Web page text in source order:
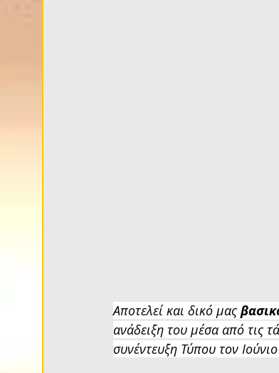
Αποτελεί και δικό μας
ανάδειξη του μέσα από τις
συνέντευξη Τύπου τον